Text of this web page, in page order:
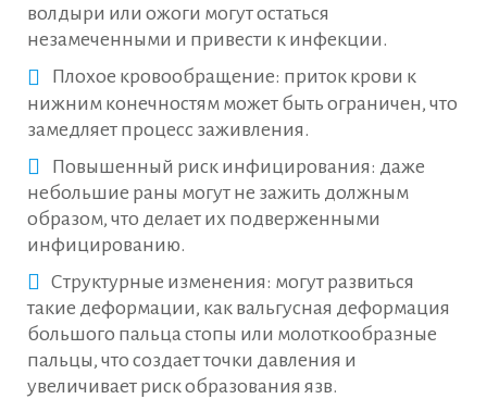
волдыри или ожоги могут остаться
незамеченными и привести к инфекции.
Плохое кровообращение: приток крови к
нижним конечностям может быть ограничен, что
замедляет процесс заживления.
Повышенный риск инфицирования: даже
небольшие раны могут не зажить должным
образом, что делает их подверженными
инфицированию.
Структурные изменения: могут развиться
такие деформации, как вальгусная деформация
большого пальца стопы или молоткообразные
пальцы, что создает точки давления и
увеличивает риск образования язв.